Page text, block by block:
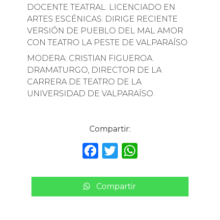
DOCENTE TEATRAL. LICENCIADO EN
ARTES ESCÉNICAS. DIRIGE RECIENTE
VERSIÓN DE PUEBLO DEL MAL AMOR
CON TEATRO LA PESTE DE VALPARAÍSO
MODERA: CRISTIAN FIGUEROA.
DRAMATURGO, DIRECTOR DE LA
CARRERA DE TEATRO DE LA
UNIVERSIDAD DE VALPARAÍSO.
Compartir:
F
c
e
T
it
te
W
a
ts
Compartir